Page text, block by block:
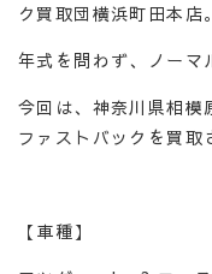
ク買取団横浜町田本店。
年式を問わず、ノーマ
今回は、神奈川県相
ファストバックを買取
【車種】